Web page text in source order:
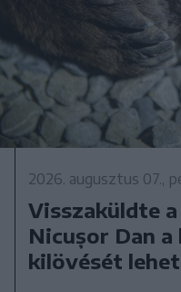
2026. augusztus 07.,
Visszaküldte
Nicușor Dan
kilövését